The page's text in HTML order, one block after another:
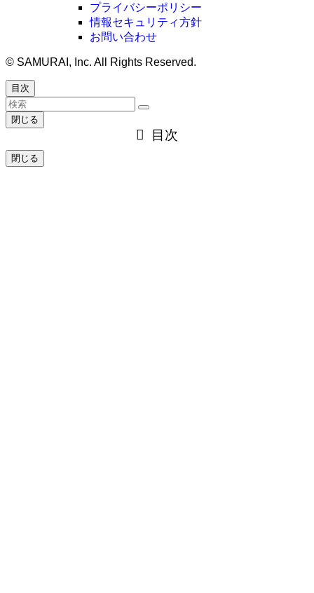
プライバシーポリシー
情報セキュリティ方針
お問い合わせ
© SAMURAI, Inc. All Rights Reserved.
目次
閉じる
目次
閉じる